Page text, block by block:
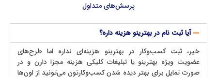
پرسش‌های متداول
آیا ثبت‌ نام در بهترینو هزینه داره؟
خیر، ثبت کسب‌وکار در بهترینو هزینه‌ای نداره اما طرح‌های
عضویت ویژه بهترینو یا تبلیغات کلیکی هزینه مجزا دارن و در
صورت تمایل برای بهتر دیده شدن کسب‌وکارتون می‌تونید از اون‌ها